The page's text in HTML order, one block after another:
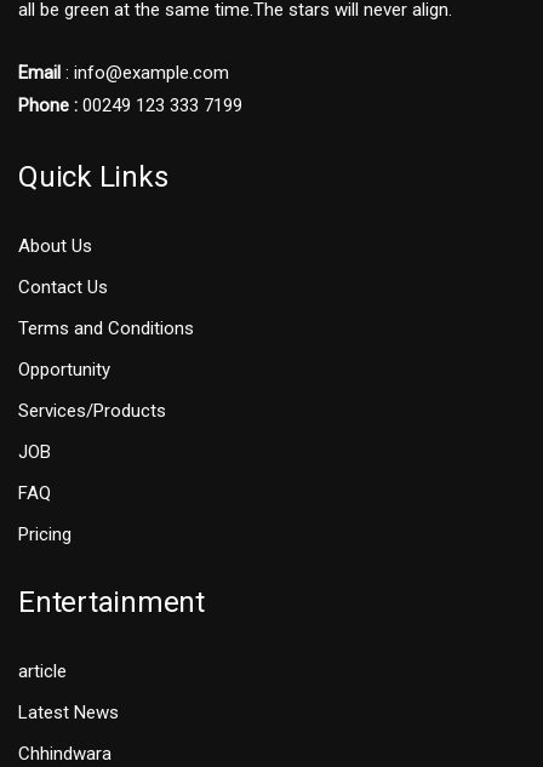
all be green at the same time.The stars will never align.
Email : info@example.com
Phone : 00249 123 333 7199
Quick Links
About Us
Contact Us
Terms and Conditions
Opportunity
Services/Products
JOB
FAQ
Pricing
Entertainment
article
Latest News
Chhindwara